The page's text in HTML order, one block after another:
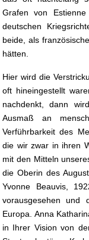
Grafen von
deutschen
beide, als
hätten.
Hier wird die
oft hineingestellt
nachdenkt, dann
Ausmaß an
Verführbarkeit des
die wir zwar in ihren
mit den Mitteln
die Oberin des
Yvonne Beauvis,
vorausgesehen und
Europa. Anna
in Ihrer Vision von